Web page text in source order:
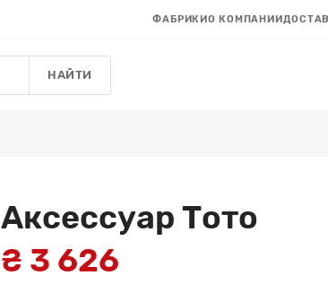
ФАБРИКИО КОМПАНИИ
НАЙТИ
Аксессуар Тото
₴ 3 626